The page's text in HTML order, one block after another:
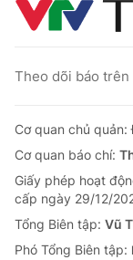
Pháp luật
Tin tức
Thế giới đó đây
Câu chuyện
Kinh tế
Tài chính
Thị trường
Dữ liệu và đời
Theo dõi báo trên
Cơ quan chủ quản:
Cơ quan báo chí:
Giấy phép hoạt
cấp ngày 29/12/
Tổng Biên tập: Vũ
Phó Tổng Biên tập: